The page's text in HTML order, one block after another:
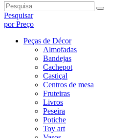
Pesquisar
por Preço
Peças de Décor
Almofadas
Bandejas
Cachepot
Castiçal
Centros de mesa
Fruteiras
Livros
Peseira
Potiche
Toy art